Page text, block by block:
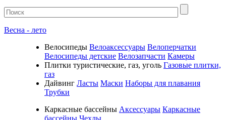
Весна - лето
Велосипеды Велоаксессуары Велоперчатки
Велосипеды детские Велозапчасти Камеры
Плитки туристические, газ, уголь Газовые плитки,
газ
Дайвинг Ласты Маски Наборы для плавания
Трубки
Каркасные бассейны Аксессуары Каркасные
бассейны Чехлы